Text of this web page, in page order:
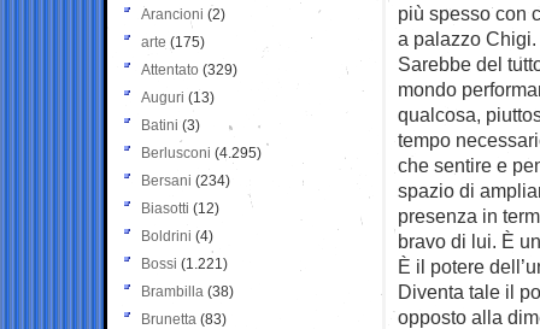
più spesso con
a palazzo Chigi.
Sarebbe del
mondo
qualcosa,
tempo
che sentire e
spazio di
presenza in
bravo di lui. È
È il potere
Diventa tale il
opposto alla
Arancioni (2)
arte (175)
Attentato (329)
Auguri (13)
Batini (3)
Berlusconi (4.295)
Bersani (234)
Biasotti (12)
Boldrini (4)
Bossi (1.221)
Brambilla (38)
Brunetta (83)